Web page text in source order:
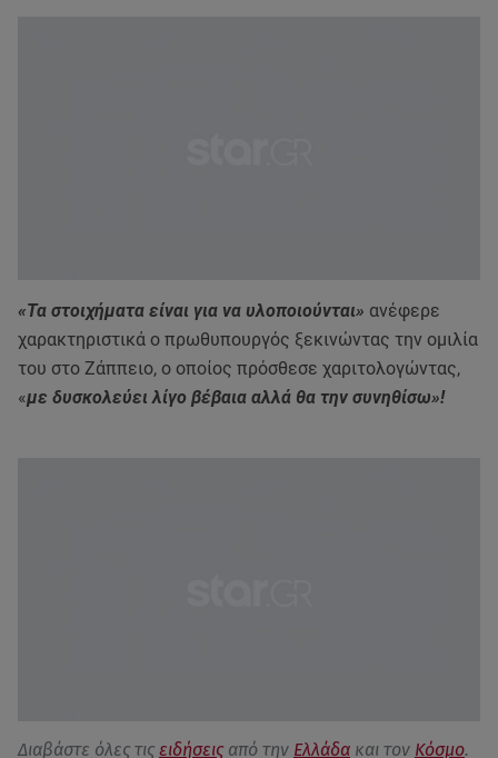
«Τα στοιχήματα είναι για να υλοποιούνται» ανέφερε
χαρακτηριστικά ο πρωθυπουργός ξεκινώντας την ομιλία
του στο Ζάππειο, ο οποίος πρόσθεσε χαριτολογώντας,
«με δυσκολεύει λίγο βέβαια αλλά θα την συνηθίσω»!
Διαβάστε όλες τις ειδήσεις από την Ελλάδα και τον Κόσμο.